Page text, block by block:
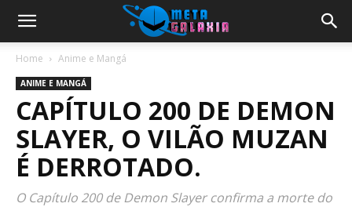
Home Anime e Mangá
ANIME E MANGÁ
CAPÍTULO 200 DE DEMON
SLAYER, O VILÃO MUZAN
É DERROTADO.
O Capítulo 200 de Demon Slayer confirma a morte do